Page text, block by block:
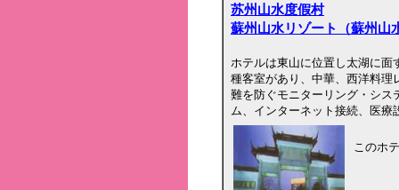
苏州山水度假村
蘇州山水リゾート（蘇州山
ホテルは東山に位置し太湖に
種客室があり、中華、西洋料理
難を防ぐモニターリング・シス
ム、インターネット接続、医療
このホ